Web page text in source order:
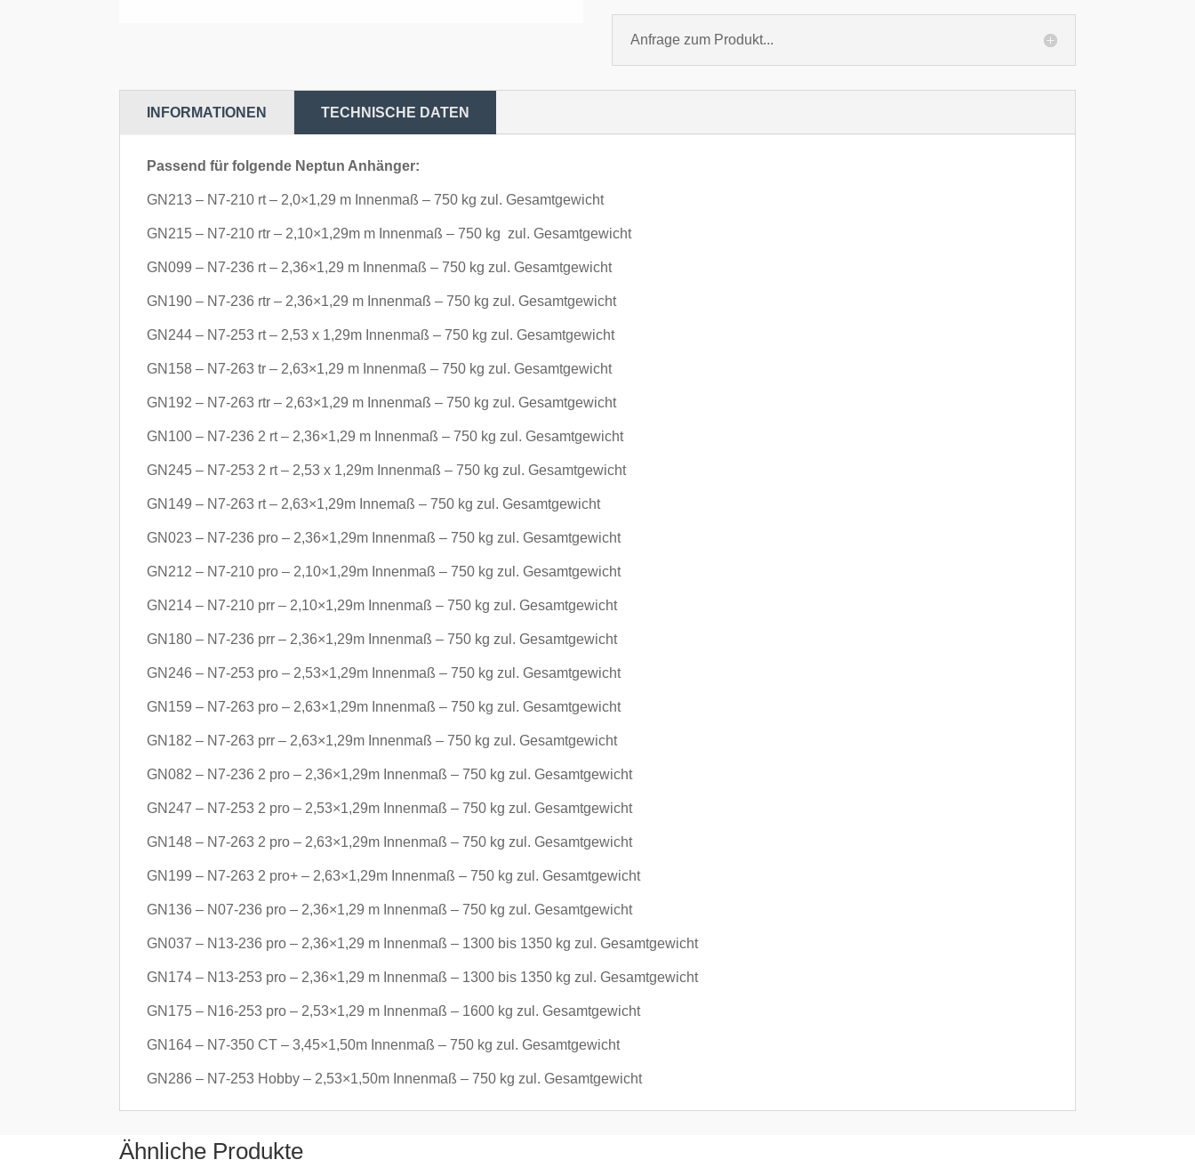
Anfrage zum Produkt...
INFORMATIONEN TECHNISCHE DATEN
Passend für folgende Neptun Anhänger:
GN213 – N7-210 rt – 2,0×1,29 m Innenmaß – 750 kg zul. Gesamtgewicht
GN215 – N7-210 rtr – 2,10×1,29m m Innenmaß – 750 kg zul. Gesamtgewicht
GN099 – N7-236 rt – 2,36×1,29 m Innenmaß – 750 kg zul. Gesamtgewicht
GN190 – N7-236 rtr – 2,36×1,29 m Innenmaß – 750 kg zul. Gesamtgewicht
GN244 – N7-253 rt – 2,53 x 1,29m Innenmaß – 750 kg zul. Gesamtgewicht
GN158 – N7-263 tr – 2,63×1,29 m Innenmaß – 750 kg zul. Gesamtgewicht
GN192 – N7-263 rtr – 2,63×1,29 m Innenmaß – 750 kg zul. Gesamtgewicht
GN100 – N7-236 2 rt – 2,36×1,29 m Innenmaß – 750 kg zul. Gesamtgewicht
GN245 – N7-253 2 rt – 2,53 x 1,29m Innenmaß – 750 kg zul. Gesamtgewicht
GN149 – N7-263 rt – 2,63×1,29m Innemaß – 750 kg zul. Gesamtgewicht
GN023 – N7-236 pro – 2,36×1,29m Innenmaß – 750 kg zul. Gesamtgewicht
GN212 – N7-210 pro – 2,10×1,29m Innenmaß – 750 kg zul. Gesamtgewicht
GN214 – N7-210 prr – 2,10×1,29m Innenmaß – 750 kg zul. Gesamtgewicht
GN180 – N7-236 prr – 2,36×1,29m Innenmaß – 750 kg zul. Gesamtgewicht
GN246 – N7-253 pro – 2,53×1,29m Innenmaß – 750 kg zul. Gesamtgewicht
GN159 – N7-263 pro – 2,63×1,29m Innenmaß – 750 kg zul. Gesamtgewicht
GN182 – N7-263 prr – 2,63×1,29m Innenmaß – 750 kg zul. Gesamtgewicht
GN082 – N7-236 2 pro – 2,36×1,29m Innenmaß – 750 kg zul. Gesamtgewicht
GN247 – N7-253 2 pro – 2,53×1,29m Innenmaß – 750 kg zul. Gesamtgewicht
GN148 – N7-263 2 pro – 2,63×1,29m Innenmaß – 750 kg zul. Gesamtgewicht
GN199 – N7-263 2 pro+ – 2,63×1,29m Innenmaß – 750 kg zul. Gesamtgewicht
GN136 – N07-236 pro – 2,36×1,29 m Innenmaß – 750 kg zul. Gesamtgewicht
GN037 – N13-236 pro – 2,36×1,29 m Innenmaß – 1300 bis 1350 kg zul. Gesamtgewicht
GN174 – N13-253 pro – 2,36×1,29 m Innenmaß – 1300 bis 1350 kg zul. Gesamtgewicht
GN175 – N16-253 pro – 2,53×1,29 m Innenmaß – 1600 kg zul. Gesamtgewicht
GN164 – N7-350 CT – 3,45×1,50m Innenmaß – 750 kg zul. Gesamtgewicht
GN286 – N7-253 Hobby – 2,53×1,50m Innenmaß – 750 kg zul. Gesamtgewicht
Ähnliche Produkte